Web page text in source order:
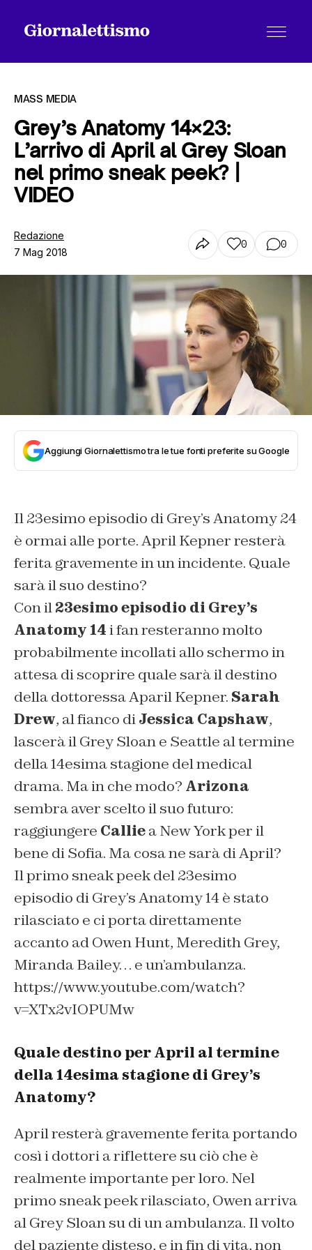
Tutti gli articoli
Contatti
MASS MEDIA
Grey’s Anatomy 14×23:
L’arrivo di April al Grey Sloan
nel primo sneak peek? |
VIDEO
Redazione
7 Mag 2018
0 0
Aggiungi Giornalettismo tra le tue fonti preferite su Google
Il 23esimo episodio di Grey’s Anatomy 24
è ormai alle porte. April Kepner resterà
ferita gravemente in un incidente. Quale
sarà il suo destino?
Con il23esimo episodio di Grey’s
Anatomy 14i fan resteranno molto
probabilmente incollati allo schermo in
attesa di scoprire quale sarà il destino
della dottoressa Aparil Kepner. Sarah
Drew, al fianco diJessica Capshaw,
lascerà il Grey Sloan e Seattle al termine
della 14esima stagione del medical
drama. Ma in che modo? Arizona
sembra aver scelto il suo futuro:
raggiungere Calliea New York per il
bene di Sofia. Ma cosa ne sarà di April?
Il primo sneak peek del 23esimo
episodio di Grey’s Anatomy 14 è stato
rilasciato e ci porta direttamente
accanto ad Owen Hunt, Meredith Grey,
Miranda Bailey… e un’ambulanza.
https://www.youtube.com/watch?
v=XTx2vIOPUMw
Quale destino per April al termine
della 14esima stagione di Grey’s
Anatomy?
April resterà gravemente ferita portando
così i dottori a riflettere su ciò che è
realmente importante per loro. Nel
primo sneak peek rilasciato, Owen arriva
al Grey Sloan su di un ambulanza. Il volto
del paziente disteso, e in fin di vita, non